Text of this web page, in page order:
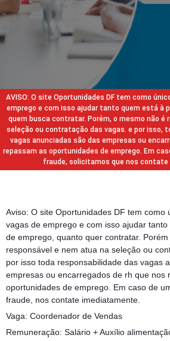
AVISO: O site Oportunidades DF tem como
emprego e com isso ajudar tanto quem está à
quem busca contratar. Porém, o mesmo não é
seleção ou contratação das vagas. e por isso,
vagas anunciadas são das empresas ou
repassam as oportunidades de emprego. Em
fraude, solicitamos que nos
Aviso: O site Oportunidades DF tem como
vagas de emprego e com isso ajudar
de emprego, quanto quer contratar.
responsável e nem atua na seleção ou
por isso toda responsabilidade das vagas
empresas ou encarregados de rh que nos
oportunidades de emprego. Em caso de
fraude, nos contate imediatamente.
Vaga: Coordenador de Vendas
Remuneração: Salário + Auxílio